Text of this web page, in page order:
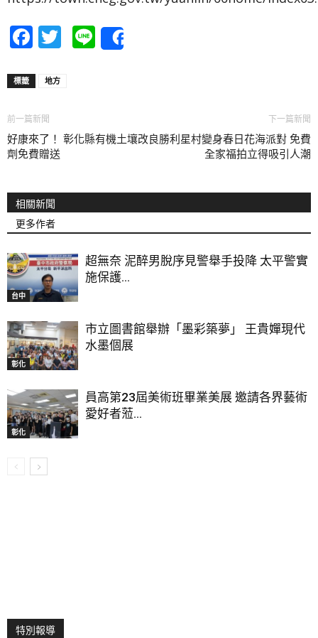
Facebook
Twitter
Line
標籤 地方
前一篇新聞
好康來了！ 彰化縣有機土壤改良
劑免費贈送
下一篇新聞
勝利星村變身春日花海派對 免費
全家福拍立得吸引人潮
相關新聞
更多作者
台中
超無奈 泥醉男脫序見警舉手投降 太平警實
施保護...
彰化
市立圖書館舉辦「墨彩築夢」 王貴嬋現代
水墨個展
彰化
員高第23屆美術班畢業美展 邀請各界藝術
愛好者蒞...
特別報導